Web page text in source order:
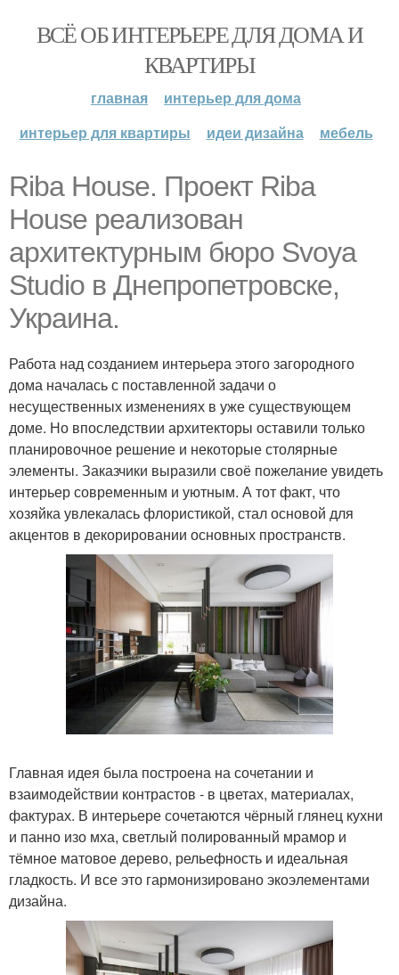
ВСЁ ОБ ИНТЕРЬЕРЕ ДЛЯ ДОМА И
КВАРТИРЫ
главная
интерьер для дома
интерьер для квартиры
идеи дизайна мебель
Riba House. Проект Riba
House реализован
архитектурным бюро Svoya
Studio в Днепропетровске,
Украина.
Работа над созданием интерьера этого загородного
дома началась с поставленной задачи о
несущественных изменениях в уже существующем
доме. Но впоследствии архитекторы оставили только
планировочное решение и некоторые столярные
элементы. Заказчики выразили своё пожелание увидеть
интерьер современным и уютным. А тот факт, что
хозяйка увлекалась флористикой, стал основой для
акцентов в декорировании основных пространств.
Главная идея была построена на сочетании и
взаимодействии контрастов - в цветах, материалах,
фактурах. В интерьере сочетаются чёрный глянец кухни
и панно изо мха, светлый полированный мрамор и
тёмное матовое дерево, рельефность и идеальная
гладкость. И все это гармонизировано экоэлементами
дизайна.